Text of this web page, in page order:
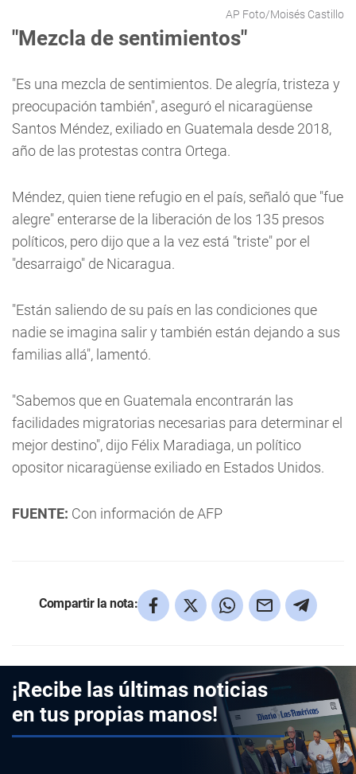
AP Foto/Moisés Castillo
"Mezcla de sentimientos"
"Es una mezcla de sentimientos. De alegría, tristeza y
preocupación también", aseguró el nicaragüense
Santos Méndez, exiliado en Guatemala desde 2018,
año de las protestas contra Ortega.
Méndez, quien tiene refugio en el país, señaló que "fue
alegre" enterarse de la liberación de los 135 presos
políticos, pero dijo que a la vez está "triste" por el
"desarraigo" de Nicaragua.
"Están saliendo de su país en las condiciones que
nadie se imagina salir y también están dejando a sus
familias allá", lamentó.
"Sabemos que en Guatemala encontrarán las
facilidades migratorias necesarias para determinar el
mejor destino", dijo Félix Maradiaga, un político
opositor nicaragüense exiliado en Estados Unidos.
FUENTE: Con información de AFP
Compartir la nota:
¡Recibe las últimas noticias
en tus propias manos!